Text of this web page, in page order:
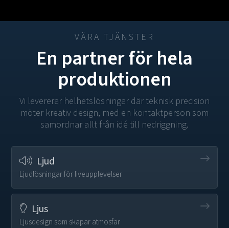
VÅRA TJÄNSTER
En partner för hela
produktionen
Vi levererar helhetslösningar där teknisk precision
möter kreativ design, med en kontaktperson som
samordnar allt från idé till nedriggning.
Ljud
Ljudlösningar för liveupplevelser
Ljus
Ljusdesign som skapar atmosfär